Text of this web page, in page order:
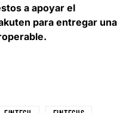
a apoyar el
para entregar una